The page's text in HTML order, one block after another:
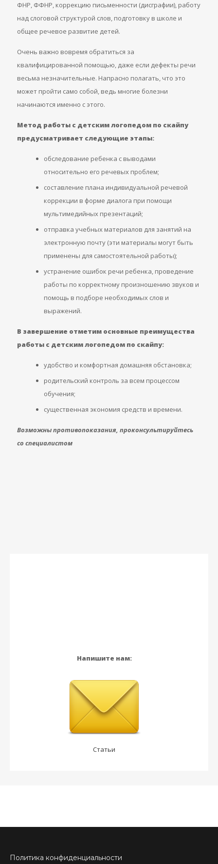
ФНР, ФФНР, коррекцию письменности (дисграфии), работу
над слоговой структурой слов, подготовку в школе и
общее речевое развитие детей.
Очень важно вовремя обратиться за
квалифицированной помощью, даже если дефекты речи
весьма незначительные. Напрасно полагать, что это
может пройти само собой, ведь многие болезни
начинаются именно с этого.
Метод работы с детским логопедом по скайпу
предусматривает следующие этапы:
обследование ребенка с выводами
относительно его речевых проблем;
составление плана индивидуальной речевой
коррекции в форме диалога при помощи
мультимедийных презентаций;
отправка учебных материалов для занятий на
электронную почту (эти материалы могут быть
применены для самостоятельной работы);
устранение ошибок речи ребенка, проведение
работы по корректному произношению звуков и
помощь в подборе необходимых слов и
выражений.
В завершение отметим основные преимущества
работы с детским логопедом по скайпу:
удобство и комфортная домашняя обстановка;
родительский контроль за всем процессом
обучения;
существенная экономия средств и времени.
Возможны противопоказания, проконсультируйтесь
со специалистом
Напишите нам:
Статьи
Политика конфиденциальности